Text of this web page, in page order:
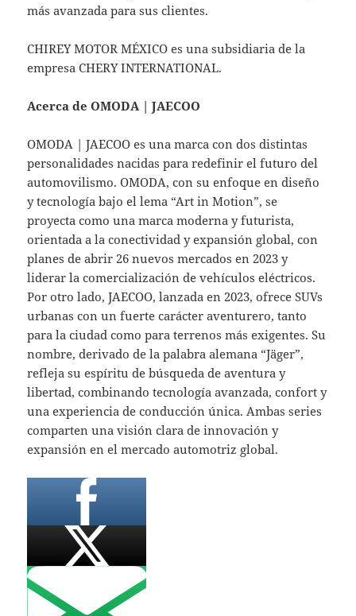
más avanzada para sus clientes.
CHIREY MOTOR MÉXICO es una subsidiaria de la
empresa CHERY INTERNATIONAL.
Acerca de OMODA | JAECOO
OMODA | JAECOO es una marca con dos distintas
personalidades nacidas para redefinir el futuro del
automovilismo. OMODA, con su enfoque en diseño
y tecnología bajo el lema “Art in Motion”, se
proyecta como una marca moderna y futurista,
orientada a la conectividad y expansión global, con
planes de abrir 26 nuevos mercados en 2023 y
liderar la comercialización de vehículos eléctricos.
Por otro lado, JAECOO, lanzada en 2023, ofrece SUVs
urbanas con un fuerte carácter aventurero, tanto
para la ciudad como para terrenos más exigentes. Su
nombre, derivado de la palabra alemana “Jäger”,
refleja su espíritu de búsqueda de aventura y
libertad, combinando tecnología avanzada, confort y
una experiencia de conducción única. Ambas series
comparten una visión clara de innovación y
expansión en el mercado automotriz global.